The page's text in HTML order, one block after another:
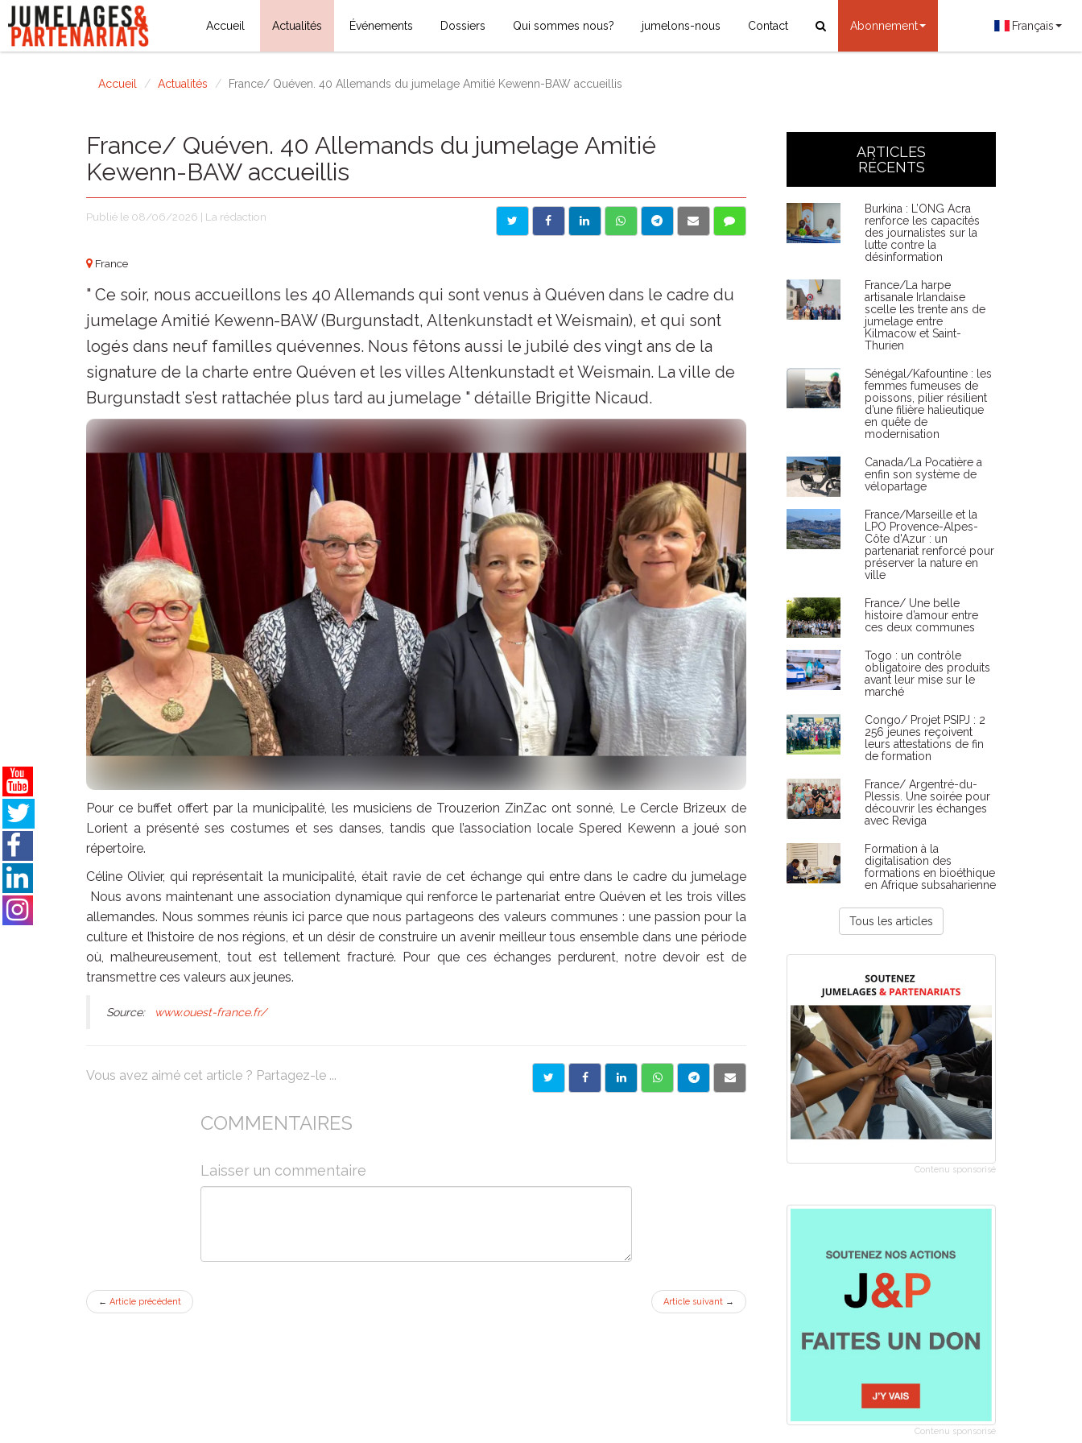
Accueil Actualités Événements Dossiers Qui sommes nous? jumelons-nous Contact Abonnement Français
Accueil Actualités France/ Quéven. 40 Allemands du jumelage Amitié Kewenn-BAW accueillis
France/ Quéven. 40 Allemands du jumelage Amitié
Kewenn-BAW accueillis
Publié le 08/06/2026 | La rédaction
France
" Ce soir, nous accueillons les 40 Allemands qui sont venus à Quéven dans le cadre du
jumelage Amitié Kewenn-BAW (Burgunstadt, Altenkunstadt et Weismain), et qui sont
logés dans neuf familles quévennes. Nous fêtons aussi le jubilé des vingt ans de la
signature de la charte entre Quéven et les villes Altenkunstadt et Weismain. La ville de
Burgunstadt s’est rattachée plus tard au jumelage " détaille Brigitte Nicaud.
Pour ce buffet offert par la municipalité, les musiciens de Trouzerion ZinZac ont sonné, Le Cercle Brizeux de
Lorient a présenté ses costumes et ses danses, tandis que l’association locale Spered Kewenn a joué son
répertoire.
Céline Olivier, qui représentait la municipalité, était ravie de cet échange qui entre dans le cadre du jumelage
Nous avons maintenant une association dynamique qui renforce le partenariat entre Quéven et les trois villes
allemandes. Nous sommes réunis ici parce que nous partageons des valeurs communes : une passion pour la
culture et l’histoire de nos régions, et un désir de construire un avenir meilleur tous ensemble dans une période
où, malheureusement, tout est tellement fracturé. Pour que ces échanges perdurent, notre devoir est de
transmettre ces valeurs aux jeunes.
Source: www.ouest-france.fr/
Vous avez aimé cet article ? Partagez-le ...
COMMENTAIRES
Laisser un commentaire
← Article précédent Article suivant →
ARTICLES
RÉCENTS
Burkina : L’ONG Acra
renforce les capacités
des journalistes sur la
lutte contre la
désinformation
France/La harpe
artisanale Irlandaise
scelle les trente ans de
jumelage entre
Kilmacow et Saint-
Thurien
Sénégal/Kafountine : les
femmes fumeuses de
poissons, pilier résilient
d’une filière halieutique
en quête de
modernisation
Canada/La Pocatière a
enfin son système de
vélopartage
France/Marseille et la
LPO Provence-Alpes-
Côte d'Azur : un
partenariat renforcé pour
préserver la nature en
ville
France/ Une belle
histoire d’amour entre
ces deux communes
Togo : un contrôle
obligatoire des produits
avant leur mise sur le
marché
Congo/ Projet PSIPJ : 2
256 jeunes reçoivent
leurs attestations de fin
de formation
France/ Argentré-du-
Plessis. Une soirée pour
découvrir les échanges
avec Reviga
Formation à la
digitalisation des
formations en bioéthique
en Afrique subsaharienne
Tous les articles
Contenu sponsorisé
Contenu sponsorisé